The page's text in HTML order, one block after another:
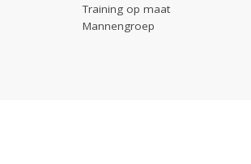
Training op maat
Mannengroep